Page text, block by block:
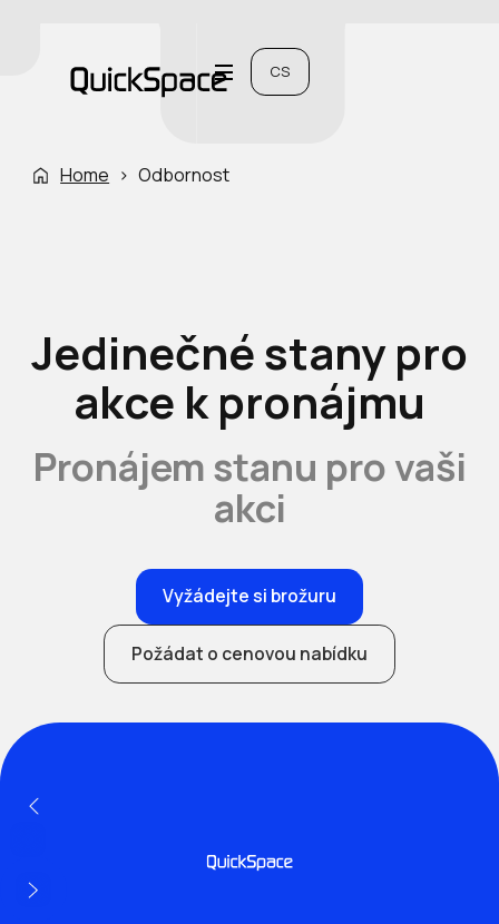
CS
Home › Odbornost
Jedinečné stany pro
akce k pronájmu
Pronájem stanu pro vaši
akci
Vyžádejte si brožuru
Požádat o cenovou nabídku